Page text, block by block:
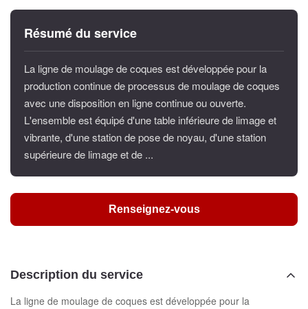
Résumé du service
La ligne de moulage de coques est développée pour la
production continue de processus de moulage de coques
avec une disposition en ligne continue ou ouverte.
L'ensemble est équipé d'une table inférieure de limage et
vibrante, d'une station de pose de noyau, d'une station
supérieure de limage et de ...
Renseignez-vous
Description du service
La ligne de moulage de coques est développée pour la